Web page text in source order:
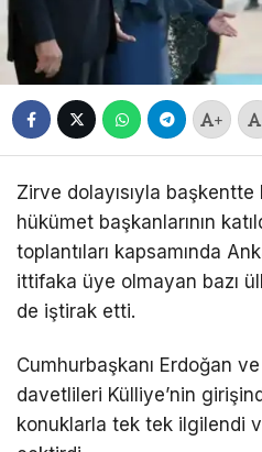
+
Zirve dolayısıyla
hükümet başkanlarının
toplantıları kapsamında
ittifaka üye olmayan bazı
de iştirak etti.
Cumhurbaşkanı Erdoğan
davetlileri Külliye’nin
konuklarla tek tek ilgilendi